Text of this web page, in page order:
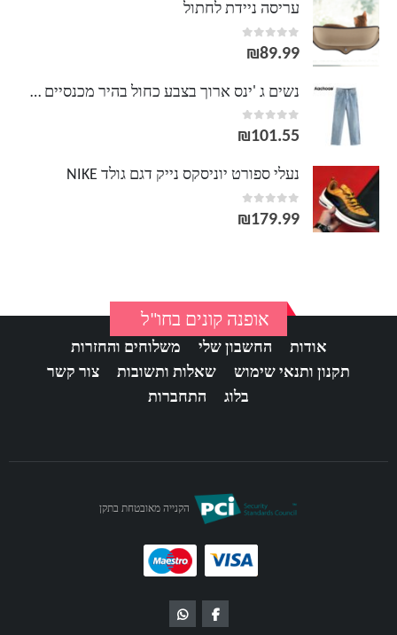
עריסה ניידת לחתול
0
out of 5
₪89.99
נשים ג 'ינס ארוך בצבע כחול בהיר מכנסיים ג' ינס רחבים קצה גולמי כפתור ליידי כפתור לטוס ישר מזדמן אמא ג 'ינס Pantalones
0
out of 5
₪101.55
נעלי ספורט יוניסקס נייק דגם גולד NIKE
0
out of 5
₪179.99
אופנה קונים בחו"ל
אודות החשבון שלי
משלוחים והחזרות
תקנון ותנאי שימוש
שאלות ותשובות
צור קשר
בלוג
התחברות
הקנייה מאובטחת בתקן